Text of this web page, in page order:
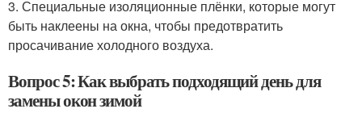
3. Специальные изоляционные плёнки, которые могут
быть наклеены на окна, чтобы предотвратить
просачивание холодного воздуха.
Вопрос 5: Как выбрать подходящий день для
замены окон зимой